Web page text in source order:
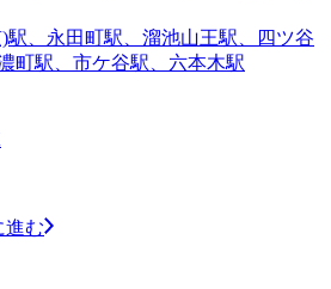
駅、永田町駅、溜池山王駅、四ツ谷
町駅、市ケ谷駅、六本木駅
進む